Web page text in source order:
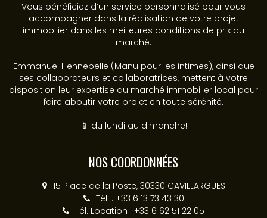
Vous bénéficiez d’un service personnalisé pour vous
accompagner dans la réalisation de votre projet
immobilier dans les meilleures conditions de prix du
marché.
Emmanuel Hennebelle (Manu pour les intimes), ainsi que
ses collaborateurs et collaboratrices, mettent à votre
disposition leur expertise du marché immobilier local pour
faire aboutir votre projet en toute sérénité.
📱 du lundi au dimanche!
NOS COORDONNÉES
15 Place de la Poste, 30330 CAVILLARGUES
Tél. : +33 6 13 73 43 30
Tél. Location : +33 6 62 51 22 05